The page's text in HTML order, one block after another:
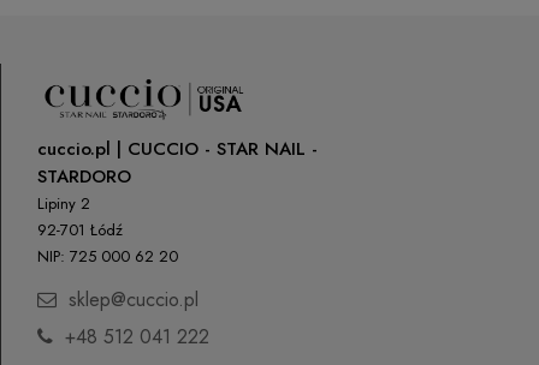
cuccio.pl | CUCCIO - STAR NAIL -
STARDORO
Lipiny 2
92-701 Łódź
NIP: 725 000 62 20
sklep@cuccio.pl
+48 512 041 222